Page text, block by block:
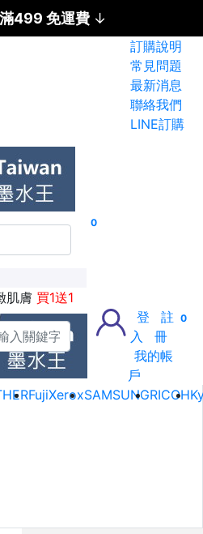
499 免運費 ↓
訂購說明
常見問題
最新消息
聯絡我們
LINE訂購
肌膚 買1送1
0
登
入
註
冊
我的帳
戶
0
FujiXeroxSAMSUNGRICOH